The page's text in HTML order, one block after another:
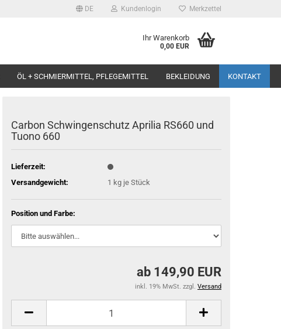
DE Kundenlogin Merkzettel
Ihr Warenkorb
0,00 EUR
ÖL + SCHMIERMITTEL, PFLEGEMITTEL BEKLEIDUNG KONTAKT
Carbon Schwingenschutz Aprilia RS660 und
Tuono 660
Lieferzeit:
Versandgewicht:
1 kg je Stück
Position und Farbe:
ab 149,90 EUR
inkl. 19% MwSt. zzgl. Versand